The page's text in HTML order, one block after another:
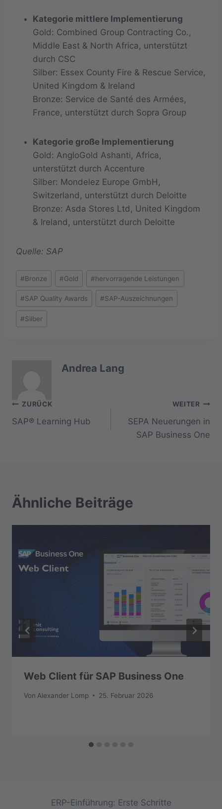
Kategorie mittlere Implementierung
Gold: Combined Group Contracting Co.,
Middle East & North Africa, unterstützt
durch CSC
Silber: Essex County Fire & Rescue Service,
United Kingdom & Ireland
Bronze: Service de Santé des Armées,
France, unterstützt durch Sopra Group
Kategorie große Implementierung
Gold: AngloGold Ashanti, Africa,
unterstützt durch Accenture
Silber: Mondelez Europe GmbH,
Switzerland, unterstützt durch Deloitte
Bronze: Asda Stores Ltd, United Kingdom
& Ireland, unterstützt durch Deloitte
Quelle: SAP
Schlagworte:
#Bronze #Gold #hervorragende Leistungen
#SAP Quality Awards #SAP-Auszeichnungen
#Silber
Andrea Lang
Beitragsnavigation
ZURÜCK
SAP® Learning Hub
WEITER
SEPA Neuerungen in
SAP Business One
Ähnliche Beiträge
Web Client für SAP Business One
Von Alexander Lomp 25. Februar 2026
ERP-Einführung: Erste Schritte